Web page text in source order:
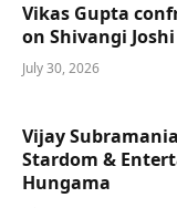
Vikas Gupta
on Shivangi
July 30, 2026
Vijay
Stardom &
Hungama